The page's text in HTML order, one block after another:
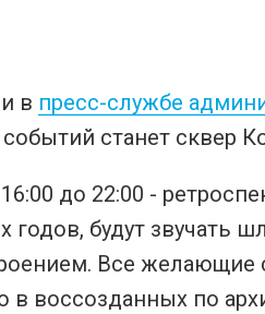
в пресс-службе
станет сквер
16:00 до 22:00 -
годов, будут
Все желающие
в воссозданных по